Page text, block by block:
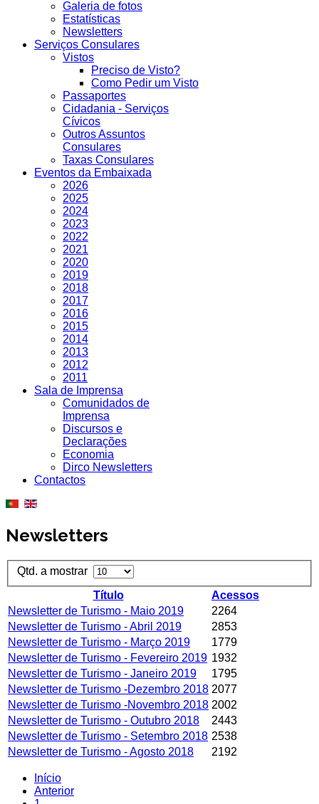
Galeria de fotos
Estatísticas
Newsletters
Serviços Consulares
Vistos
Preciso de Visto?
Como Pedir um Visto
Passaportes
Cidadania - Serviços
Cívicos
Outros Assuntos
Consulares
Taxas Consulares
Eventos da Embaixada
2026
2025
2024
2023
2022
2021
2020
2019
2018
2017
2016
2015
2014
2013
2012
2011
Sala de Imprensa
Comunidados de
Imprensa
Discursos e
Declarações
Economia
Dirco Newsletters
Contactos
Newsletters
Qtd. a mostrar
Título
Acessos
Newsletter de Turismo - Maio 2019
2264
Newsletter de Turismo - Abril 2019
2853
Newsletter de Turismo - Março 2019
1779
Newsletter de Turismo - Fevereiro 2019 1932
Newsletter de Turismo - Janeiro 2019
1795
Newsletter de Turismo -Dezembro 2018 2077
Newsletter de Turismo -Novembro 2018 2002
Newsletter de Turismo - Outubro 2018
2443
Newsletter de Turismo - Setembro 2018 2538
Newsletter de Turismo - Agosto 2018
2192
Início
Anterior